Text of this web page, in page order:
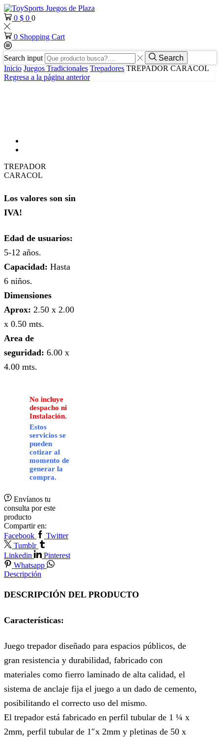
0 $ 0 0
0 Shopping Cart
Search input
Search
Inicio Juegos Tradicionales Trepadores TREPADOR CARACOL
Regresa a la página anterior
TREPADOR
CARACOL
Los valores son sin
IVA!
Edad de usuarios:
5-12 años.
Capacidad: Hasta
6 niños.
Dimensiones
Aprox: 2.50 x 2.00
x 0.50 mts.
Area de
seguridad: 6.00 x
4.00 mts.
No incluye
despacho ni
Instalación.
Estos
servicios se
pueden
cotizar al
momento de
generar la
compra.
Envíanos tu
consulta por este
producto
Compartir en:
Facebook
Twitter
Tumblr
Linkedin
Pinterest
Whatsapp
Descripción
DESCRIPCIÓN DEL PRODUCTO
Características:
Juego trepador diseñado para espacios públicos, de
gran resistencia y durabilidad, fabricado con
materiales como fierro laminado de alta calidad, el
sistema de anclaje fija el juego a un dado de cemento,
posibilitando el correcto uso del mismo.
El trepador está fabricado en perfil tubular de 1 ¼ x
2mm, perfil tubular de 1″x 2mm y pletinas de 50 x